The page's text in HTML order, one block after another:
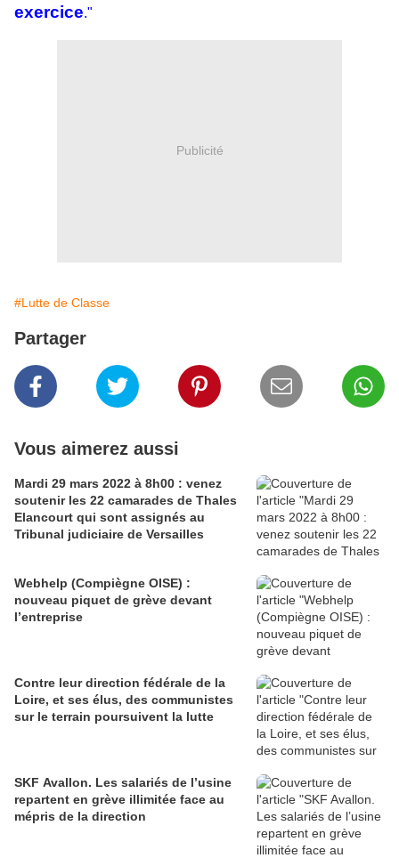
exercice."
Publicité
#Lutte de Classe
Partager
Vous aimerez aussi
Mardi 29 mars 2022 à 8h00 : venez
soutenir les 22 camarades de Thales
Elancourt qui sont assignés au
Tribunal judiciaire de Versailles
Webhelp (Compiègne OISE) :
nouveau piquet de grève devant
l’entreprise
Contre leur direction fédérale de la
Loire, et ses élus, des communistes
sur le terrain poursuivent la lutte
SKF Avallon. Les salariés de l’usine
repartent en grève illimitée face au
mépris de la direction